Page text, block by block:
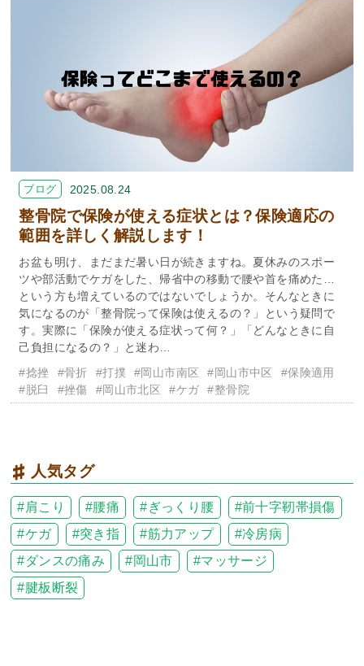
ブログ 2025.08.24
整骨院で保険が使える症状とは？保険適応の
範囲を詳しく解説します！
お盆も明け、まだまだ暑い日が続きますね。夏休みのスポー
ツや部活動でケガをした、帰省中の移動で腰や首を痛めた…
という方も増えているのではないでしょうか。そんなときに
気になるのが「整骨院って保険は使えるの？」という疑問で
す。実際に「保険が使える症状って何？」「どんなときに自
己負担になるの？」と迷わ…
#捻挫
#骨折 #打撲 #岡山市南区 #岡山市中区
#保険適用
#脱臼
#挫傷 #岡山市北区 #ケガ #整骨院
人気タグ
肩こり 腰痛 ぎっくり腰
前十字靭帯損傷
ケガ
突き指 筋力アップ
冷房病
ダンスの痛み
岡山市
マッサージ
腱板断裂